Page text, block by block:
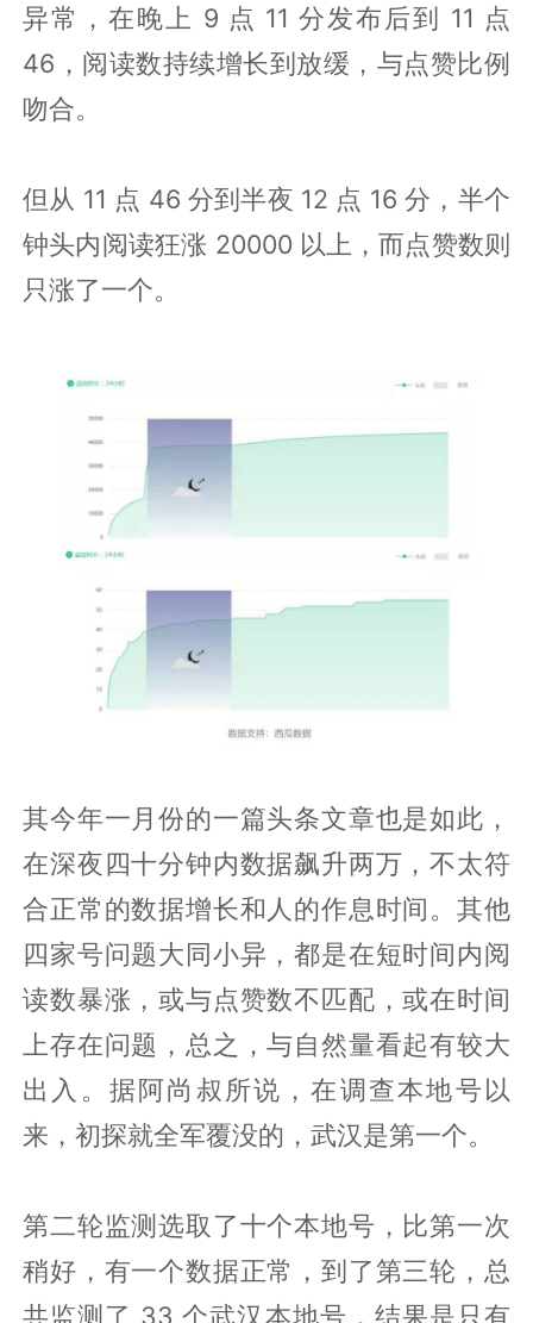
异常，在晚上 9 点 11 分发布后到 11 点
46，阅读数持续增长到放缓，与点赞比例
吻合。
但从 11 点 46 分到半夜 12 点 16 分，半个
钟头内阅读狂涨 20000 以上，而点赞数则
只涨了一个。
其今年一月份的一篇头条文章也是如此，
在深夜四十分钟内数据飙升两万，不太符
合正常的数据增长和人的作息时间。其他
四家号问题大同小异，都是在短时间内阅
读数暴涨，或与点赞数不匹配，或在时间
上存在问题，总之，与自然量看起有较大
出入。据阿尚叔所说，在调查本地号以
来，初探就全军覆没的，武汉是第一个。
第二轮监测选取了十个本地号，比第一次
稍好，有一个数据正常，到了第三轮，总
共监测了 33 个武汉本地号，结果是只有